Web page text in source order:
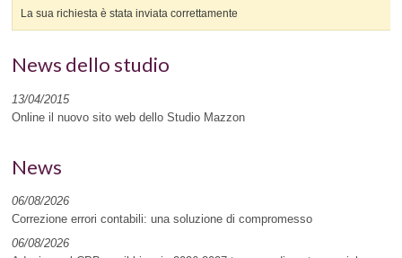
La sua richiesta è stata inviata correttamente
News dello studio
13/04/2015
Online il nuovo sito web dello Studio Mazzon
News
06/08/2026
Correzione errori contabili: una soluzione di compromesso
06/08/2026